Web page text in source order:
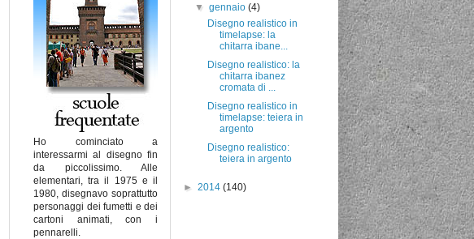
Ho cominciato a
interessarmi al disegno fin
da piccolissimo. Alle
elementari, tra il 1975 e il
1980, disegnavo soprattutto
personaggi dei fumetti e dei
cartoni animati, con i
pennarelli.
▼gennaio(4)
Disegno realistico in
timelapse: la
chitarra ibane...
Disegno realistico: la
chitarra ibanez
cromata di ...
Disegno realistico in
timelapse: teiera in
argento
Disegno realistico:
teiera in argento
► 2014 (140)